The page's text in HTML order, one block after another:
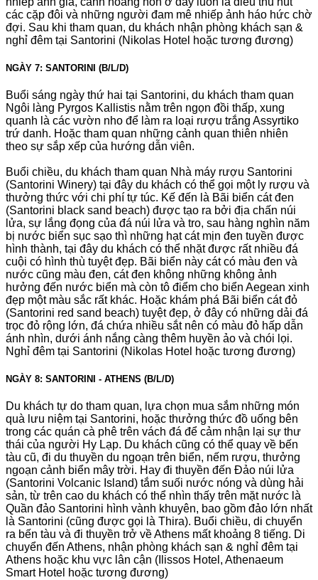
các cặp đôi và những người đam mê nhiếp ảnh háo hức chờ
đợi. Sau khi tham quan, du khách nhận phòng khách sạn &
nghỉ đêm tại Santorini (Nikolas Hotel hoặc tương đương)
NGÀY 7: SANTORINI (B/L/D)
Buổi sáng ngày thứ hai tại Santorini, du khách tham quan
Ngôi làng Pyrgos Kallistis nằm trên ngọn đồi thấp, xung
quanh là các vườn nho để làm ra loại rượu trắng Assyrtiko
trứ danh. Hoặc tham quan những cảnh quan thiên nhiên
theo sự sắp xếp của hướng dẫn viên.
Buổi chiều, du khách tham quan Nhà máy rượu Santorini
(Santorini Winery) tại đây du khách có thể gọi một ly rượu và
thưởng thức với chi phí tự túc. Kế đến là Bãi biển cát đen
(Santorini black sand beach) được tạo ra bởi địa chấn núi
lửa, sự lắng đọng của đá núi lửa và tro, sau hàng nghìn năm
bị nước biển sục sạo thì những hạt cát mịn đen tuyền được
hình thành, tại đây du khách có thể nhặt được rất nhiều đá
cuội có hình thù tuyệt đẹp. Bãi biển này cát có màu đen và
nước cũng màu đen, cát đen không những không ảnh
hưởng đến nước biển mà còn tô điểm cho biển Aegean xinh
đẹp một màu sắc rất khác. Hoặc khám phá Bãi biển cát đỏ
(Santorini red sand beach) tuyệt đẹp, ở đây có những dải đá
trọc đỏ rộng lớn, đá chứa nhiều sắt nên có màu đỏ hấp dẫn
ánh nhìn, dưới ánh nắng càng thêm huyền ảo và chói lọi.
Nghỉ đêm tại Santorini (Nikolas Hotel hoặc tương đương)
NGÀY 8: SANTORINI - ATHENS (B/L/D)
Du khách tự do tham quan, lựa chọn mua sắm những món
quà lưu niệm tại Santorini, hoặc thưởng thức đồ uống bên
trong các quán cà phê trên vách đá để cảm nhận lại sự thư
thái của người Hy Lạp. Du khách cũng có thể quay về bến
tàu cũ, đi du thuyền du ngoạn trên biển, nếm rượu, thưởng
ngoạn cảnh biển mây trời. Hay đi thuyền đến Đảo núi lửa
(Santorini Volcanic Island) tắm suối nước nóng và dùng hải
sản, từ trên cao du khách có thể nhìn thấy trên mặt nước là
Quần đảo Santorini hình vành khuyên, bao gồm đảo lớn nhất
là Santorini (cũng được gọi là Thira). Buổi chiều, di chuyển
ra bến tàu và đi thuyền trở về Athens mất khoảng 8 tiếng. Di
chuyển đến Athens, nhận phòng khách sạn & nghỉ đêm tại
Athens hoặc khu vực lân cận (Ilissos Hotel, Athenaeum
Smart Hotel hoặc tương đương)